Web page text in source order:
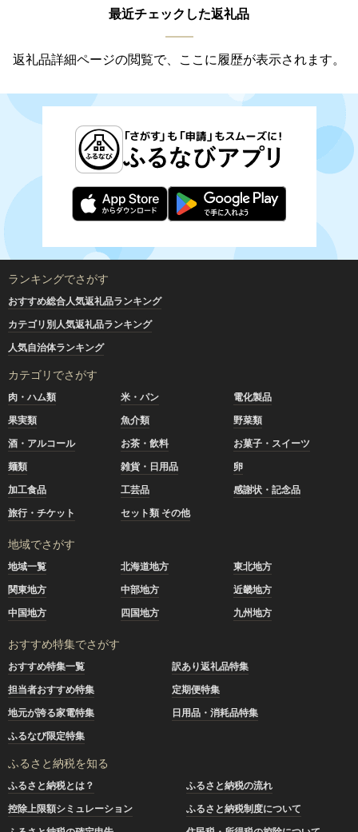
最近チェックした返礼品
返礼品詳細ページの閲覧で、ここに履歴が表示されます。
ランキングでさがす
おすすめ総合人気返礼品ランキング
カテゴリ別人気返礼品ランキング
人気自治体ランキング
カテゴリでさがす
肉・ハム類 米・パン
電化製品
果実類
魚介類
野菜類
酒・アルコール
お茶・飲料
お菓子・スイーツ
麺類
雑貨・日用品
卵
加工食品
工芸品
感謝状・記念品
旅行・チケット
セット類 その他
地域でさがす
地域一覧 北海道地方
東北地方
関東地方
中部地方
近畿地方
中国地方
四国地方 九州地方
おすすめ特集でさがす
おすすめ特集一覧
訳あり返礼品特集
担当者おすすめ特集
定期便特集
地元が誇る家電特集
日用品・消耗品特集
ふるなび限定特集
ふるさと納税を知る
ふるさと納税とは？
ふるさと納税の流れ
控除上限額シミュレーション
ふるさと納税制度について